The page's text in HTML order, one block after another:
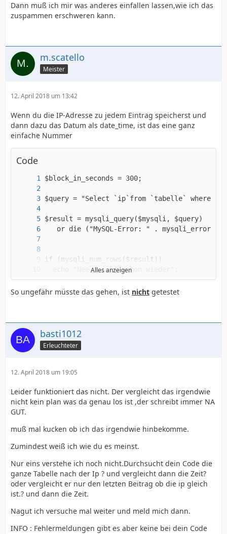
Dann muß ich mir was anderes einfallen lassen,wie ich das
zuspammen erschweren kann.
m.scatello
Meister
12. April 2018 um 13:42
Wenn du die IP-Adresse zu jedem Eintrag speicherst und
dann dazu das Datum als date_time, ist das eine ganz
einfache Nummer
Code
  echo "Na gut";
Alles anzeigen
So ungefähr müsste das gehen, ist nicht getestet
basti1012
Erleuchteter
12. April 2018 um 19:05
Leider funktioniert das nicht. Der vergleicht das irgendwie
nicht kein plan was da genau los ist ,der schreibt immer NA
GUT.
muß mal kucken ob ich das irgendwie hinbekomme.
Zumindest weiß ich wie du es meinst.
Nur eins verstehe ich noch nicht.Durchsucht dein Code die
ganze Tabelle nach der Ip ? und vergleicht dann die Zeit?
oder vergleicht er nur den letzten Beitrag ob die ip gleich
ist.? und dann die Zeit.
Nagut ich versuche mal weiter und meld mich dann.
INFO : Fehlermeldungen gibt es aber keine bei dein Code